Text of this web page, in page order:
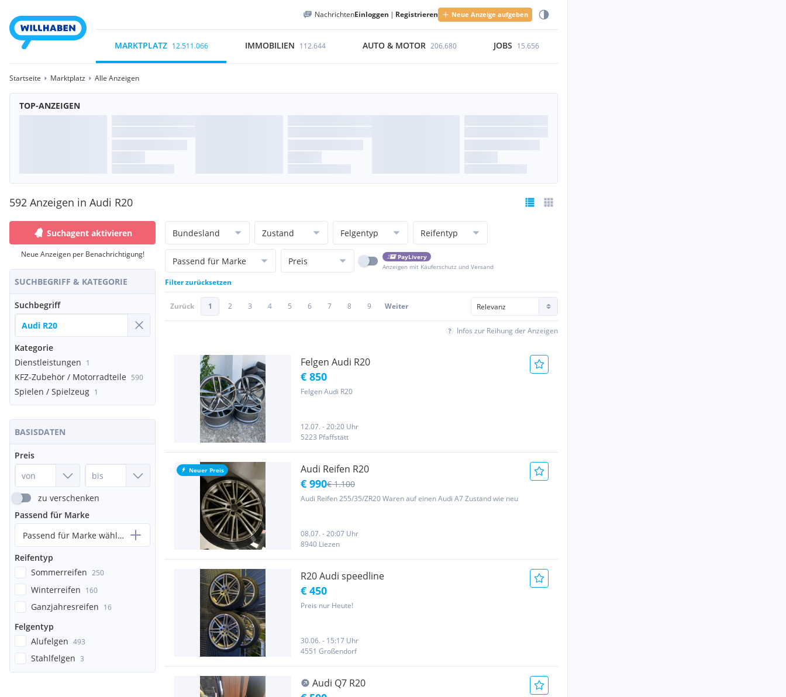
NachrichtenEinloggen | Registrieren Neue Anzeige aufgeben
MARKTPLATZ 12.511.066 IMMOBILIEN 112.644 AUTO & MOTOR 206.680 JOBS 15.656
Startseite Marktplatz Alle Anzeigen
TOP-ANZEIGEN
592 Anzeigen in Audi R20
Suchagent aktivieren
Neue Anzeigen per Benachrichtigung!
SUCHBEGRIFF & KATEGORIE
Suchbegriff
Kategorie
Dienstleistungen 1
KFZ-Zubehör / Motorradteile 590
Spielen / Spielzeug 1
BASISDATEN
Preis
zu verschenken
Passend für Marke
Passend für Marke wählen...
Reifentyp
Sommerreifen 250
Winterreifen 160
Ganzjahresreifen 16
Felgentyp
Alufelgen 493
Stahlfelgen 3
Bundesland Zustand Felgentyp Reifentyp
Passend für Marke Preis
PayLivery
Anzeigen mit Käuferschutz und Versand
Filter zurücksetzen
Zurück 1 2 3 4 5 6 7 8 9 Weiter
Infos zur Reihung der Anzeigen
Felgen Audi R20
€ 850
Felgen Audi R20
12.07. - 20:20 Uhr
5223 Pfaffstätt
Neuer Preis Audi Reifen R20
€ 990€ 1.100
Audi Reifen 255/35/ZR20 Waren auf einen Audi A7 Zustand wie neu
08.07. - 20:07 Uhr
8940 Liezen
R20 Audi speedline
€ 450
Preis nur Heute!
30.06. - 15:17 Uhr
4551 Großendorf
Audi Q7 R20